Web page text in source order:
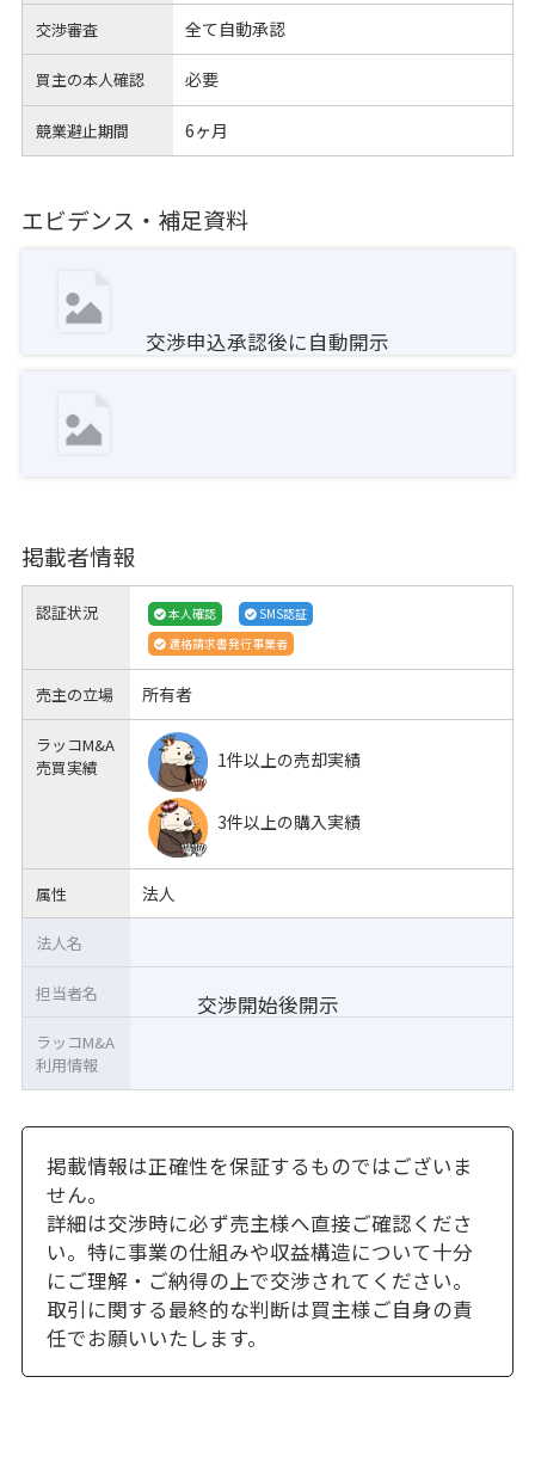
交渉審査 全て自動承認
買主の本人確認 必要
競業避止期間 6ヶ月
エビデンス・補足資料
交渉申込承認後に自動開示
掲載者情報
認証状況 本人確認
SMS認証
適格請求書発行事業者
売主の立場 所有者
ラッコM&A
売買実績
1件以上の売却実績
3件以上の購入実績
属性 法人
交渉開始後開示
法人名
担当者名
ラッコM&A
利用情報
掲載情報は正確性を保証するものではございま
せん。
詳細は交渉時に必ず売主様へ直接ご確認くださ
い。特に事業の仕組みや収益構造について十分
にご理解・ご納得の上で交渉されてください。
取引に関する最終的な判断は買主様ご自身の責
任でお願いいたします。